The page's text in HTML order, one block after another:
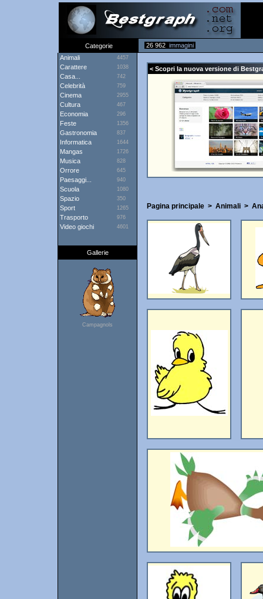
Categorie 26 962 immagini
Animali
4457
Carattere 1038
Casa... 742
Celebrità 759
Cinema 2955
Cultura 467
Economia 296
Feste 1356
Gastronomia 837
Informatica 1644
Mangas 1726
Musica 828
Orrore 645
Paesaggi... 940
Scuola 1080
Spazio 350
Sport 1265
Trasporto 976
Video giochi 4601
Gallerie
Campagnols
< Scopri la nuova versione di
Pagina principale > Animali >